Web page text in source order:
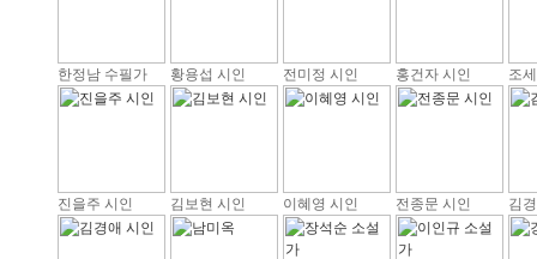
한정남 수필가 황용섭 시인 전미정 시인 홍건자 시인 조
진을주 시인 김보현 시인 이혜영 시인 전종문 시인 김